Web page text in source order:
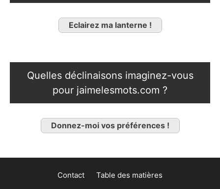
Eclairez ma lanterne !
Quelles déclinaisons imaginez-vous
pour jaimelesmots.com ?
Donnez-moi vos préférences !
Contact Table des matières